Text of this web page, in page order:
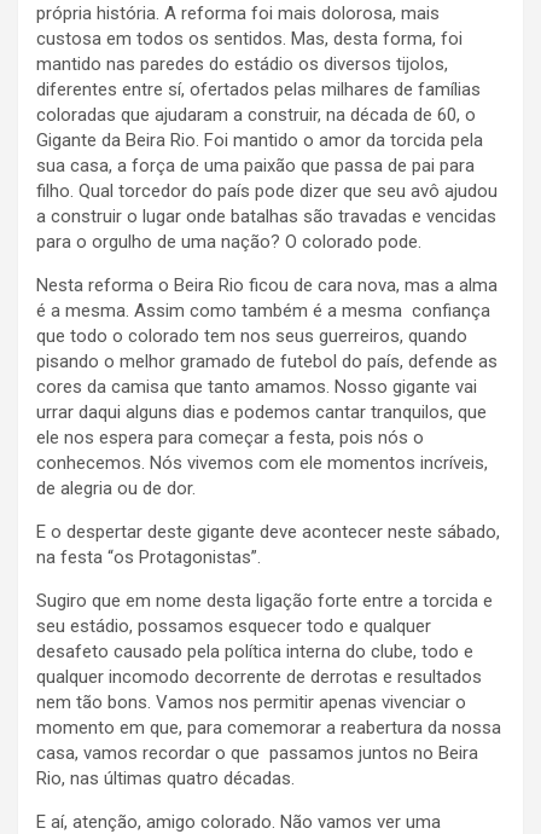
própria história. A reforma foi mais dolorosa, mais
custosa em todos os sentidos. Mas, desta forma, foi
mantido nas paredes do estádio os diversos tijolos,
diferentes entre sí, ofertados pelas milhares de famílias
coloradas que ajudaram a construir, na década de 60, o
Gigante da Beira Rio. Foi mantido o amor da torcida pela
sua casa, a força de uma paixão que passa de pai para
filho. Qual torcedor do país pode dizer que seu avô ajudou
a construir o lugar onde batalhas são travadas e vencidas
para o orgulho de uma nação? O colorado pode.
Nesta reforma o Beira Rio ficou de cara nova, mas a alma
é a mesma. Assim como também é a mesma confiança
que todo o colorado tem nos seus guerreiros, quando
pisando o melhor gramado de futebol do país, defende as
cores da camisa que tanto amamos. Nosso gigante vai
urrar daqui alguns dias e podemos cantar tranquilos, que
ele nos espera para começar a festa, pois nós o
conhecemos. Nós vivemos com ele momentos incríveis,
de alegria ou de dor.
E o despertar deste gigante deve acontecer neste sábado,
na festa “os Protagonistas”.
Sugiro que em nome desta ligação forte entre a torcida e
seu estádio, possamos esquecer todo e qualquer
desafeto causado pela política interna do clube, todo e
qualquer incomodo decorrente de derrotas e resultados
nem tão bons. Vamos nos permitir apenas vivenciar o
momento em que, para comemorar a reabertura da nossa
casa, vamos recordar o que passamos juntos no Beira
Rio, nas últimas quatro décadas.
E aí, atenção, amigo colorado. Não vamos ver uma